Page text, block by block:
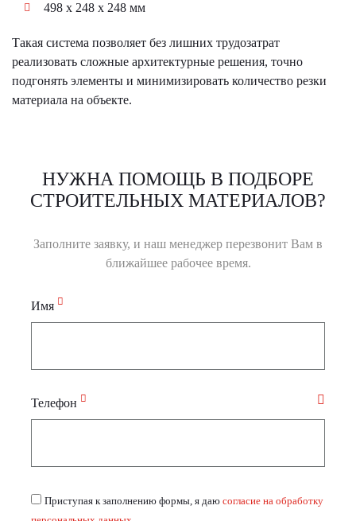
498 х 248 х 248 мм
Такая система позволяет без лишних трудозатрат
реализовать сложные архитектурные решения, точно
подгонять элементы и минимизировать количество резки
материала на объекте.
НУЖНА ПОМОЩЬ В ПОДБОРЕ
СТРОИТЕЛЬНЫХ МАТЕРИАЛОВ?
Заполните заявку, и наш менеджер перезвонит Вам в
ближайшее рабочее время.
Имя
Телефон
Приступая к заполнению формы, я даю согласие на обработку